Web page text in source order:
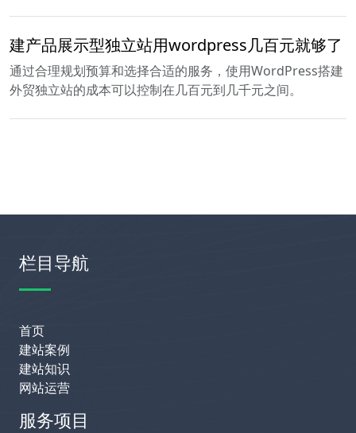
建产品展示型独立站用wordpress几百元就够了
通过合理规划预算和选择合适的服务，使用WordPress搭建
外贸独立站的成本可以控制在几百元到几千元之间。
栏目导航
首页
建站案例
建站知识
网站运营
服务项目